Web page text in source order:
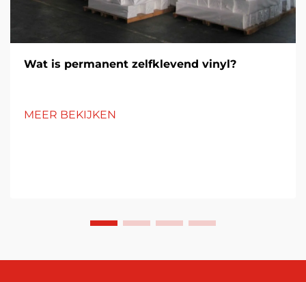
Wat is permanent zelfklevend vinyl?
MEER BEKIJKEN